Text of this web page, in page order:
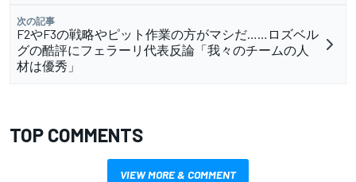
次の記事
F2やF3の戦略やピット作業の方がマシだ……ロズベル
グの酷評にフェラーリ代表反論「我々のチームの人
材は優秀」
TOP COMMENTS
VIEW MORE & COMMENT